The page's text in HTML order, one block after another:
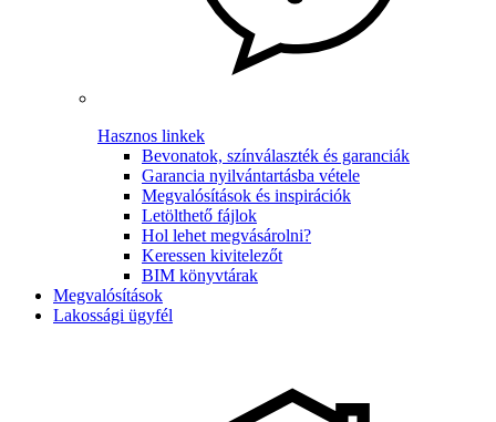
Hasznos linkek
Bevonatok, színválaszték és garanciák
Garancia nyilvántartásba vétele
Megvalósítások és inspirációk
Letölthető fájlok
Hol lehet megvásárolni?
Keressen kivitelezőt
BIM könyvtárak
Megvalósítások
Lakossági ügyfél